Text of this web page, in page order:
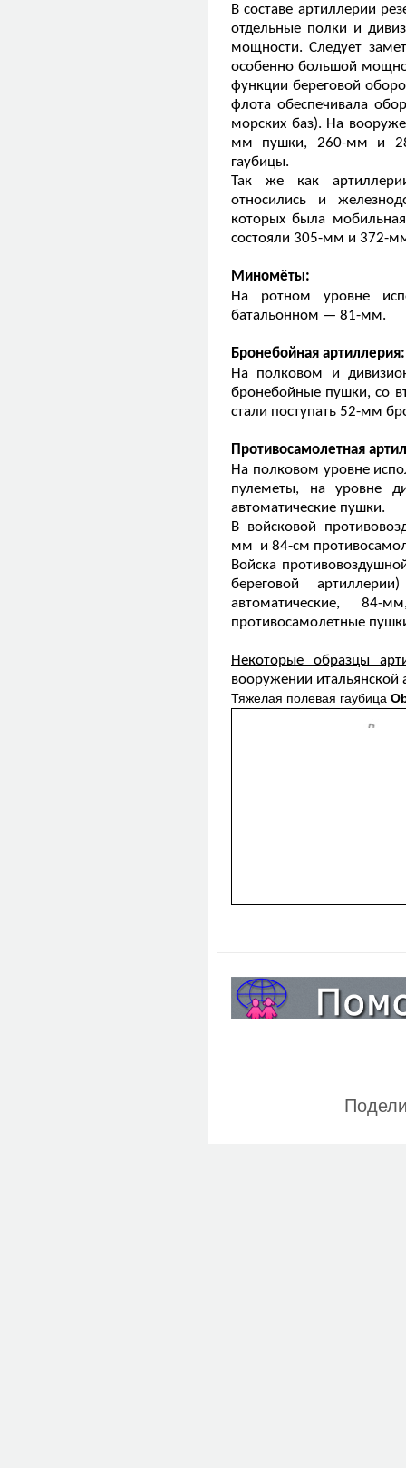
В составе артиллерии
отдельные полки и
мощности. Следует
особенно большой
функции береговой
флота обеспечивала
морских баз). На
мм пушки, 260-мм и
гаубицы.
Так же как
относились и
которых была
состояли 305-мм и 372-
Миномёты:
На ротном уровне
батальонном — 81-мм.
Бронебойная артиллерия:
На полковом и
бронебойные пушки, со
стали поступать 52-мм
Противосамолетная
На полковом уровне
пулеметы, на уровне
автоматические пушки.
В войсковой
мм и 84-см
Войска
береговой
автоматические,
противосамолетные
Некоторые образцы
вооружении итальянской
Тяжелая полевая гаубица